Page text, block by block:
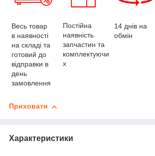
Весь товар
в наявності
на складі та
готовий до
відправки в
день
замовлення
Постійна
наявність
запчастин та
комплектуючи
х
14 днів на
обмін
Приховати
Характеристики